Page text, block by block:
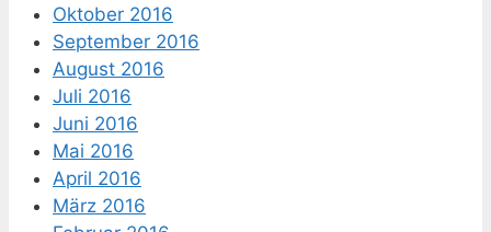
Oktober 2016
September 2016
August 2016
Juli 2016
Juni 2016
Mai 2016
April 2016
März 2016